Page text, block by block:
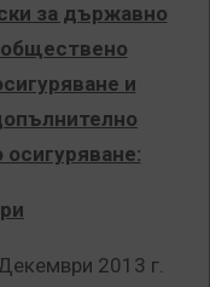
за държавно
обществено
и
2013 г.